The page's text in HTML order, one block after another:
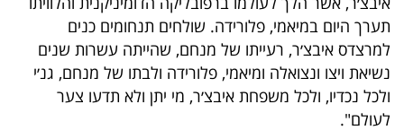
דרושים
ניוזלטרים
תערך היום במיאמי, פלורידה. שולחים תנחומים כנים
למרצדס איבצ׳ר, רעייתו של מנחם, שהייתה עשרות שנים
נשיאת ויצו ונצואלה ומיאמי, פלורידה ולבתו של מנחם, גנ׳י
ולכל נכדיו, ולכל משפחת איבצ׳ר, מי יתן ולא תדעו צער
לעולם".